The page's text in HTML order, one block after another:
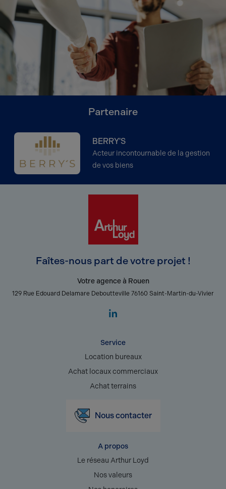
Partenaire
BERRY'S
Acteur incontournable de la gestion
de vos biens
Faîtes-nous part de votre projet !
Votre agence à Rouen
129 Rue Edouard Delamare Deboutteville 76160 Saint-Martin-du-Vivier
Service
Location bureaux
Achat locaux commerciaux
Achat terrains
Nous contacter
A propos
Le réseau Arthur Loyd
Nos valeurs